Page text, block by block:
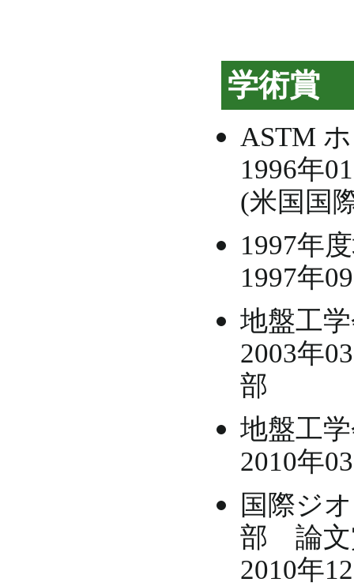
学術賞
ASTM
1996年
(米国国
1997年
1997年
地盤工
2003年
部
地盤工
2010年
国際ジ
部 論文
2010年